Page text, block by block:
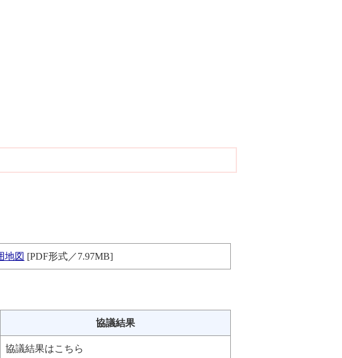
地図 [PDF形式／7.97MB]
協議結果
協議結果はこちら